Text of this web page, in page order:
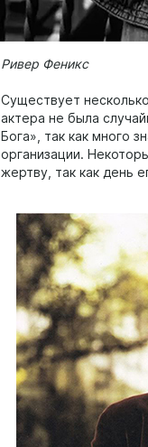
Ривер Феникс
Существует
актера не была
Бога», так как много
организации.
жертву, так как день